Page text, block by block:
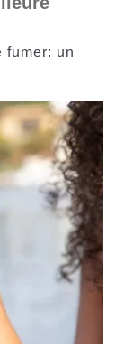
fumer: un